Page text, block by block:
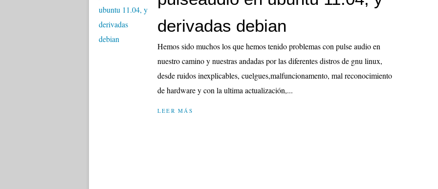
derivadas debian
Hemos sido muchos los que hemos tenido problemas con pulse audio en
nuestro camino y nuestras andadas por las diferentes distros de gnu linux,
desde ruidos inexplicables, cuelgues,malfuncionamento, mal reconocimiento
de hardware y con la ultima actualización,...
LEER MÁS